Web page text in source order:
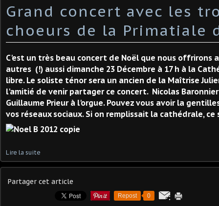
Grand concert avec les
choeurs de la Primatiale
C'est un très beau concert de Noël que nous offrirons
autres (!) aussi dimanche 23 Décembre à 17 h à la
libre. Le soliste ténor sera un ancien de la Maîtrise
l'amitié de venir partager ce concert. Nicolas
Guillaume Prieur à l'orgue. Pouvez vous avoir la
vos réseaux sociaux. Si on remplissait la cathédrale, ce
Lire la suite
Partager cet article
Repost 0